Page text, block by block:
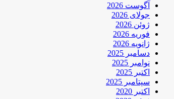
آگوست 2026
جولای 2026
ژوئن 2026
فوریه 2026
ژانویه 2026
دسامبر 2025
نوامبر 2025
اکتبر 2025
سپتامبر 2025
اکتبر 2020